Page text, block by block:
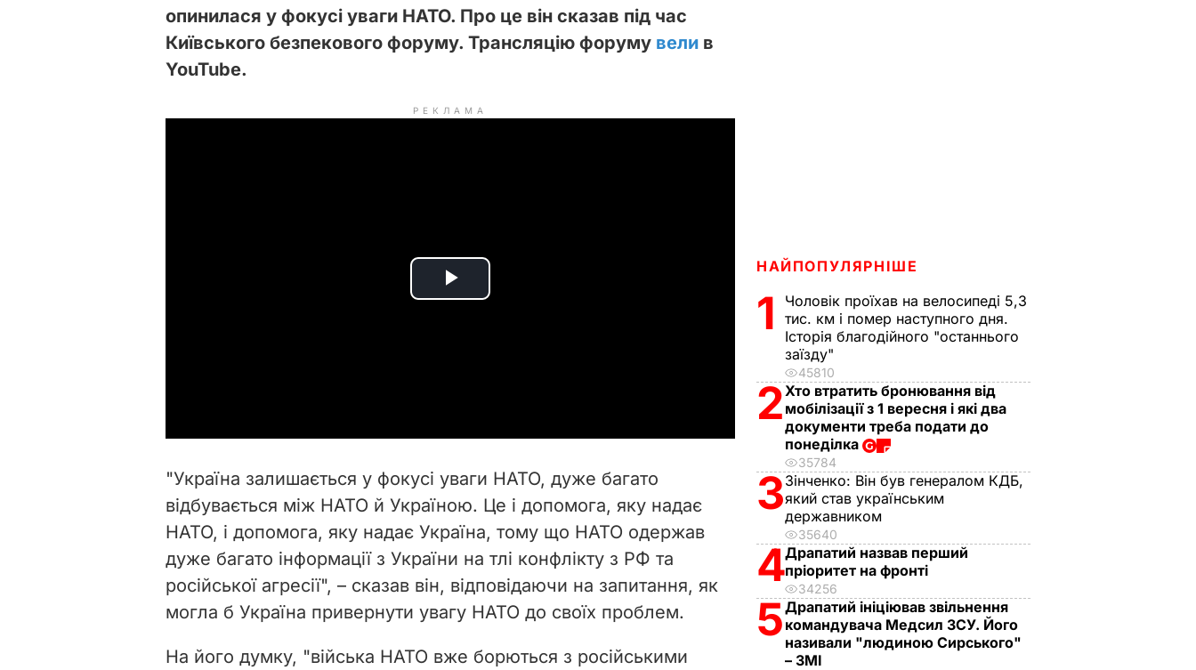
опинилася у фокусі уваги НАТО. Про це він сказав під час
Київського безпекового форуму. Трансляцію форуму вели в
YouTube.
РЕКЛАМА
P
i
d
e
o
"Україна залишається у фокусі уваги НАТО, дуже багато
відбувається між НАТО й Україною. Це і допомога, яку надає
НАТО, і допомога, яку надає Україна, тому що НАТО одержав
дуже багато інформації з України на тлі конфлікту з РФ та
російської агресії", – сказав він, відповідаючи на запитання, як
могла б Україна привернути увагу НАТО до своїх проблем.
На його думку, "війська НАТО вже борються з російськими
НАЙПОПУЛЯРНІШЕ
1
Чоловік проїхав на велосипеді 5,3
тис. км і помер наступного дня.
Історія благодійного "останнього
заїзду"
45810
2Хто втратить бронювання від
мобілізації з 1 вересня і які два
документи треба подати до
понеділка
35784
3Зінченко: Він був генералом КДБ,
який став українським
державником
35640
4Драпатий назвав перший
пріоритет на фронті
34256
5Драпатий ініціював звільнення
командувача Медсил ЗСУ. Його
називали "людиною Сирського"
– ЗМІ